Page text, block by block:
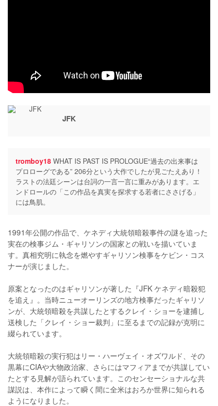
JFK
tromboy18 WHAT IS PAST IS PROLOGUE“過去の出来事は
プロローグである” 206分という大作でしたが見ごたえあり！
ラストの法廷シーンは台詞の一言一言に重みがあります。エ
ンドロールの「この作品を真実を探求する若者にささげる」
には鳥肌。
1991年公開の作品で、ケネディ大統領暗殺事件の謎を追った
実在の検事ジム・ギャリソンの国家との戦いを描いていま
す。真相究明に執念を燃やすギャリソン検事をケビン・コス
ナーが演じました。
原案となったのはギャリソンが著した『JFK ケネディ暗殺犯
を追え』。当時ニューオーリンズの地方検事だったギャリソ
ンが、大統領暗殺を共謀したとするクレイ・ショーを逮捕し
送検した「クレイ・ショー裁判」に至るまでの記録が克明に
綴られています。
大統領暗殺の実行犯はリー・ハーヴェイ・オズワルド、その
黒幕にCIAや大物政治家、さらにはマフィアまでが共謀してい
たとする見解が語られています。このセンセーショナルな共
謀説は、本作によって瞬く間に全米はおろか世界に知られる
ようになりました。